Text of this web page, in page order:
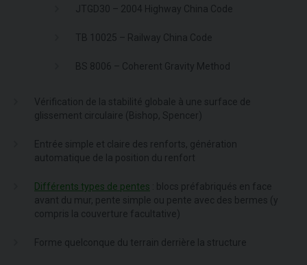
JTGD30 – 2004 Highway China Code
TB 10025 – Railway China Code
BS 8006 – Coherent Gravity Method
Vérification de la stabilité globale à une surface de
glissement circulaire (Bishop, Spencer)
Entrée simple et claire des renforts, génération
automatique de la position du renfort
Différents types de pentes : blocs préfabriqués en face
avant du mur, pente simple ou pente avec des bermes (y
compris la couverture facultative)
Forme quelconque du terrain derrière la structure